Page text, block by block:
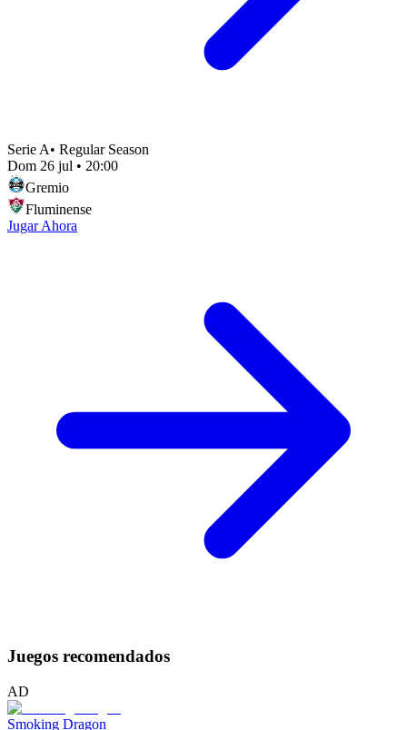
Serie A• Regular Season
Dom 26 jul • 20:00
Gremio
Fluminense
Jugar Ahora
Juegos recomendados
AD
Smoking Dragon